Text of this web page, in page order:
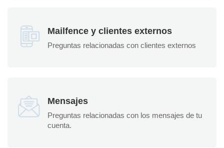
Mailfence y clientes externos
Preguntas relacionadas con clientes externos
Mensajes
Preguntas relacionadas con los mensajes de tu
cuenta.